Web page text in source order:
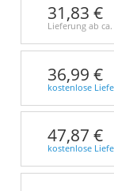
31,83 €
Lieferung ab ca.
36,99 €
kostenlose
47,87 €
kostenlose